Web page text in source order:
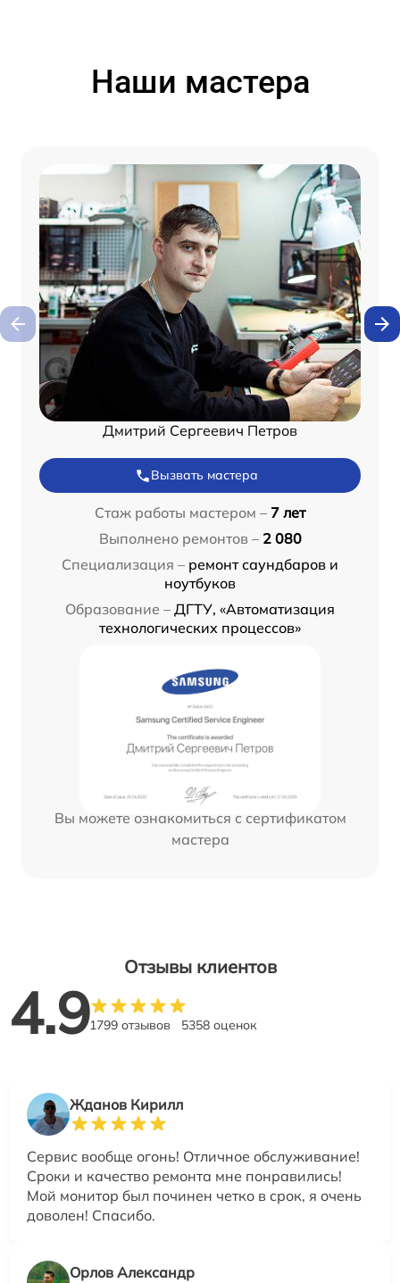
Наши мастера
Дмитрий Сергеевич Петров
Вызвать мастера
Стаж работы мастером – 7 лет
Выполнено ремонтов – 2 080
Специализация – ремонт саундбаров и
ноутбуков
Образование – ДГТУ, «Автоматизация
технологических процессов»
Вы можете ознакомиться с сертификатом
мастера
Отзывы клиентов
4.91799 отзывов 5358 оценок
Жданов Кирилл
Сервис вообще огонь! Отличное обслуживание!
Сроки и качество ремонта мне понравились!
Мой монитор был починен четко в срок, я очень
доволен! Спасибо.
Орлов Александр